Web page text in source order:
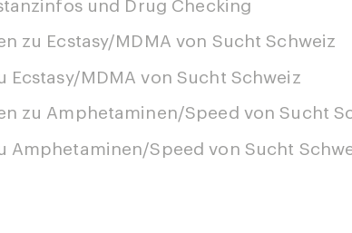
und Drug Checking
zu Ecstasy/MDMA von Sucht Schweiz
Ecstasy/MDMA von Sucht Schweiz
zu Amphetaminen/Speed von Sucht
Amphetaminen/Speed von Sucht